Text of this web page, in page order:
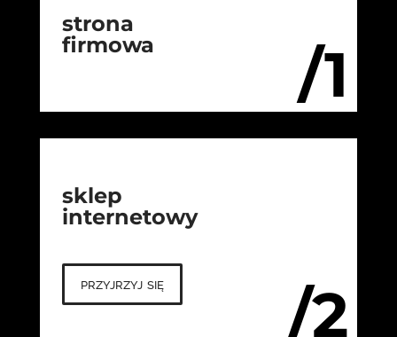
/1
strona
firmowa
/2
sklep
internetowy
przyjrzyj się